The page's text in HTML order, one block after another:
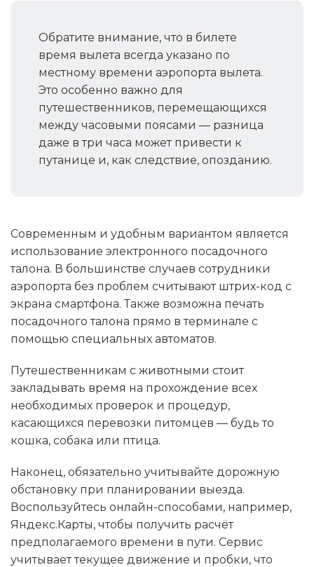
Обратите внимание, что в билете
время вылета всегда указано по
местному времени аэропорта вылета.
Это особенно важно для
путешественников, перемещающихся
между часовыми поясами — разница
даже в три часа может привести к
путанице и, как следствие, опозданию.
Современным и удобным вариантом является
использование электронного посадочного
талона. В большинстве случаев сотрудники
аэропорта без проблем считывают штрих-код с
экрана смартфона. Также возможна печать
посадочного талона прямо в терминале с
помощью специальных автоматов.
Путешественникам с животными стоит
закладывать время на прохождение всех
необходимых проверок и процедур,
касающихся перевозки питомцев — будь то
кошка, собака или птица.
Наконец, обязательно учитывайте дорожную
обстановку при планировании выезда.
Воспользуйтесь онлайн-способами, например,
Яндекс.Карты, чтобы получить расчёт
предполагаемого времени в пути. Сервис
учитывает текущее движение и пробки, что